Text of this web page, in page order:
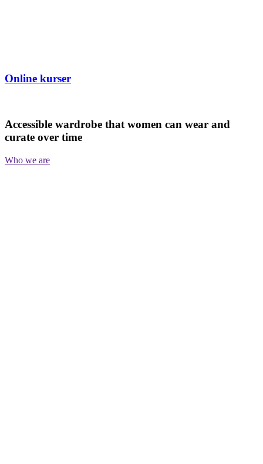
Online kurser
Accessible wardrobe that women can wear and
curate over time
Who we are